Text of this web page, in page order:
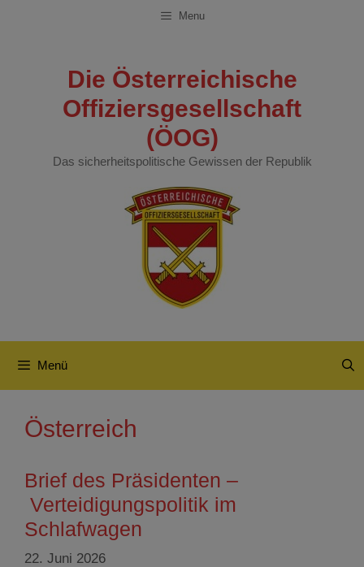
Menu
Die Österreichische
Offiziersgesellschaft
(ÖOG)
Das sicherheitspolitische Gewissen der Republik
Menü
Österreich
Brief des Präsidenten –
Verteidigungspolitik im
Schlafwagen
22. Juni 2026